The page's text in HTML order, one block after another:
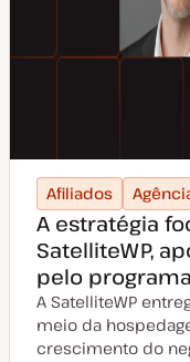
Afiliados
A estratégia
SatelliteWP,
pelo
A SatelliteWP
meio da
crescimento do